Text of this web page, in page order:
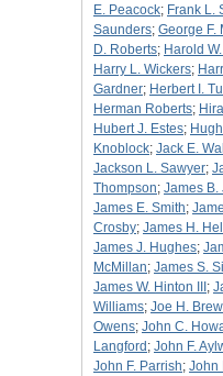
E. Peacock; Frank L.
Saunders; George F.
D. Roberts; Harold
Harry L. Wickers;
Gardner; Herbert I.
Herman Roberts;
Hubert J. Estes;
Knoblock; Jack E.
Jackson L. Sawyer;
Thompson; James B.
James E. Smith;
Crosby; James H.
James J. Hughes;
McMillan; James S.
James W. Hinton III ;
Williams; Joe H.
Owens; John C.
Langford ; John F.
John F. Parrish; John